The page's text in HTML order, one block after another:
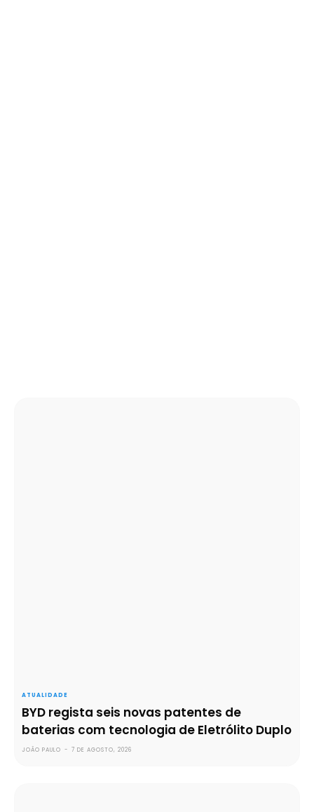
ATUALIDADE
BYD regista seis novas patentes de
baterias com tecnologia de Eletrólito Duplo
JOÃO PAULO - 7 DE AGOSTO, 2026